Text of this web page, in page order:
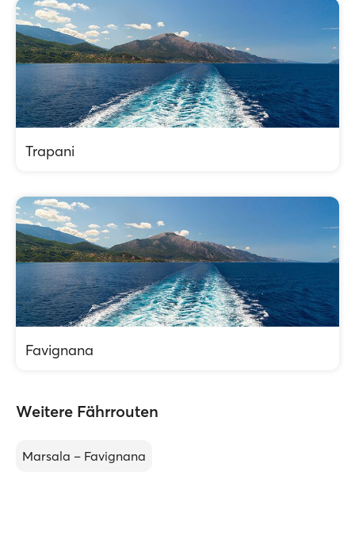
Trapani
Favignana
Weitere Fährrouten
Marsala – Favignana